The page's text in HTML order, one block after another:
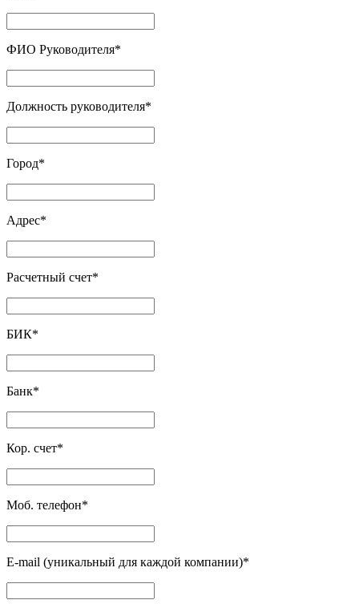
ФИО Руководителя*
Должность руководителя*
Город*
Адрес*
Расчетный счет*
БИК*
Банк*
Кор. счет*
Моб. телефон*
E-mail (уникальный для каждой компании)*